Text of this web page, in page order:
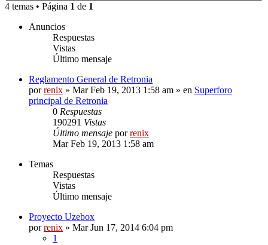
4 temas • Página 1 de 1
Anuncios
Respuestas
Vistas
Último mensaje
Reglamento General de Retronia
porrenix » Mar Feb 19, 2013 1:58 am » en Superforo
principal de Retronia
0 Respuestas
190291 Vistas
Último mensaje porrenix
Mar Feb 19, 2013 1:58 am
Temas
Respuestas
Vistas
Último mensaje
Proyecto Uzebox
porrenix » Mar Jun 17, 2014 6:04 pm
1